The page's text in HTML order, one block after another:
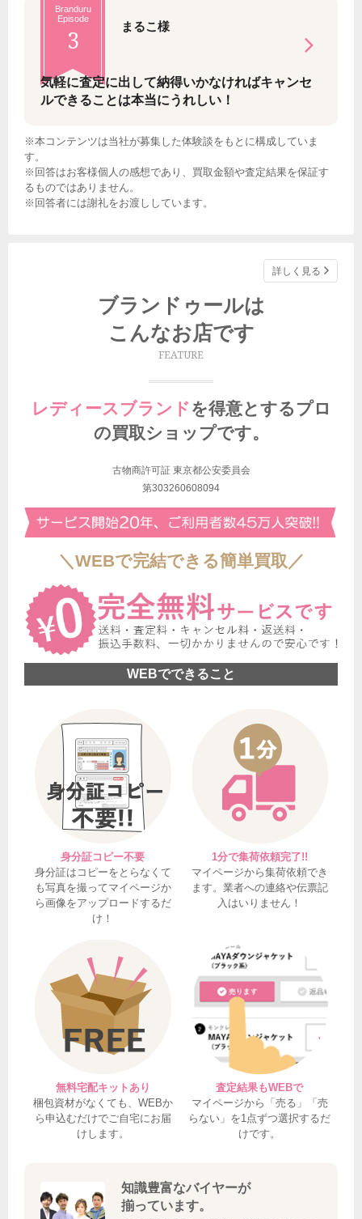
Branduru
Episode
3 まるこ様
気軽に査定に出して納得いかなければキャンセ
ルできることは本当にうれしい！
※本コンテンツは当社が募集した体験談をもとに構成していま
す。
※回答はお客様個人の感想であり、買取金額や査定結果を保証す
るものではありません。
※回答者には謝礼をお渡ししています。
詳しく見る
ブランドゥールは
こんなお店です
FEATURE
レディースブランド を得意とする プロ
の買取ショップです。
古物商許可証 東京都公安委員会
第303260608094
＼WEBで完結できる簡単買取／
WEBでできること
身分証コピー不要
身分証はコピーをとらなくて
も写真を撮ってマイページか
ら画像をアップロードするだ
け！
1分で集荷依頼完了!!
マイページから集荷依頼でき
ます。業者への連絡や伝票記
入はいりません！
無料宅配キットあり
梱包資材がなくても、WEBか
ら申込むだけでご自宅にお届
けします。
査定結果もWEBで
マイページから「売る」「売
らない」を1点ずつ選択するだ
けです。
知識豊富なバイヤーが
揃っています。